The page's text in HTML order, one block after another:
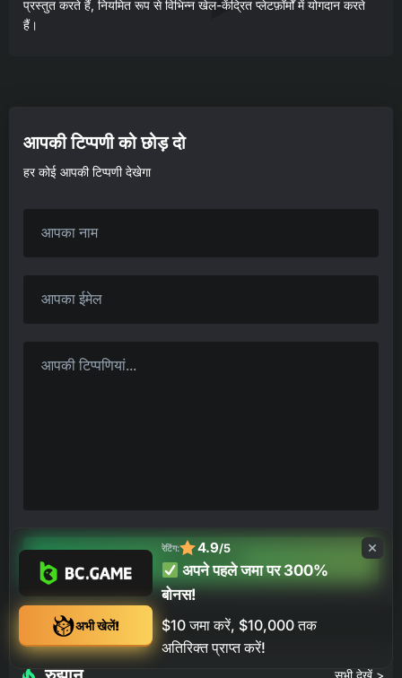
प्रस्तुत करते हैं, नियमित रूप से विभिन्न खेल-केंद्रित प्लेटफ़ॉर्मों में योगदान करते
हैं।
आपकी टिप्पणी को छोड़ दो
हर कोई आपकी टिप्पणी देखेगा
एक टिप्पणी करना
सभी देखें >
अभी खेलें!
रेटिंग: 4.9/5
अपने पहले जमा पर 300%
बोनस!
$10 जमा करें, $10,000 तक
अतिरिक्त प्राप्त करें!